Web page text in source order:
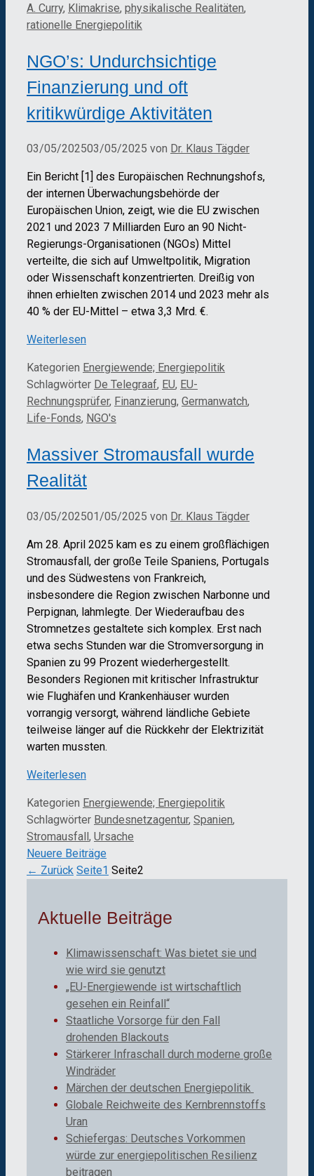
A. Curry, Klimakrise, physikalische Realitäten,
rationelle Energiepolitik
NGO’s: Undurchsichtige
Finanzierung und oft
kritikwürdige Aktivitäten
03/05/202503/05/2025 von Dr. Klaus Tägder
Ein Bericht [1] des Europäischen Rechnungshofs,
der internen Überwachungsbehörde der
Europäischen Union, zeigt, wie die EU zwischen
2021 und 2023 7 Milliarden Euro an 90 Nicht-
Regierungs-Organisationen (NGOs) Mittel
verteilte, die sich auf Umweltpolitik, Migration
oder Wissenschaft konzentrierten. Dreißig von
ihnen erhielten zwischen 2014 und 2023 mehr als
40 % der EU-Mittel – etwa 3,3 Mrd. €.
Weiterlesen
Kategorien Energiewende; Energiepolitik
Schlagwörter De Telegraaf, EU, EU-
Rechnungsprüfer, Finanzierung, Germanwatch,
Life-Fonds, NGO's
Massiver Stromausfall wurde
Realität
03/05/202501/05/2025 von Dr. Klaus Tägder
Am 28. April 2025 kam es zu einem großflächigen
Stromausfall, der große Teile Spaniens, Portugals
und des Südwestens von Frankreich,
insbesondere die Region zwischen Narbonne und
Perpignan, lahmlegte. Der Wiederaufbau des
Stromnetzes gestaltete sich komplex. Erst nach
etwa sechs Stunden war die Stromversorgung in
Spanien zu 99 Prozent wiederhergestellt.
Besonders Regionen mit kritischer Infrastruktur
wie Flughäfen und Krankenhäuser wurden
vorrangig versorgt, während ländliche Gebiete
teilweise länger auf die Rückkehr der Elektrizität
warten mussten.
Weiterlesen
Kategorien Energiewende; Energiepolitik
Schlagwörter Bundesnetzagentur, Spanien,
Stromausfall, Ursache
Neuere Beiträge
← Zurück Seite1 Seite2
Aktuelle Beiträge
Klimawissenschaft: Was bietet sie und
wie wird sie genutzt
„EU-Energiewende ist wirtschaftlich
gesehen ein Reinfall“
Staatliche Vorsorge für den Fall
drohenden Blackouts
Stärkerer Infraschall durch moderne große
Windräder
Märchen der deutschen Energiepolitik
Globale Reichweite des Kernbrennstoffs
Uran
Schiefergas: Deutsches Vorkommen
würde zur energiepolitischen Resilienz
beitragen